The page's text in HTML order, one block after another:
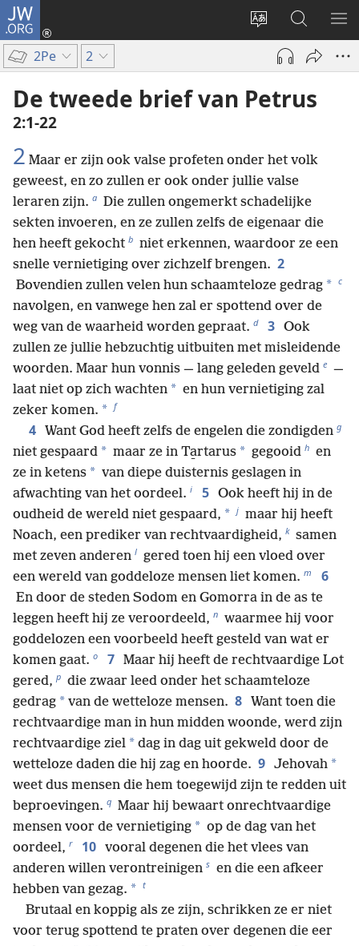
JW.ORG
Taal
site
wijzigen
Inloggen
(opent
venster)
Zoeken
op
JW.ORG
2Pe 2
De tweede brief van Petrus
2:1-22
2 Maar er zijn ook valse profeten onder het volk
geweest, en zo zullen er ook onder jullie valse
leraren zijn. a Die zullen ongemerkt schadelijke
sekten invoeren, en ze zullen zelfs de eigenaar die
hen heeft gekocht b niet erkennen, waardoor ze een
snelle vernietiging over zichzelf brengen. 2
Bovendien zullen velen hun schaamteloze gedrag * c
navolgen, en vanwege hen zal er spottend over de
weg van de waarheid worden gepraat. d 3 Ook
zullen ze jullie hebzuchtig uitbuiten met misleidende
woorden. Maar hun vonnis — lang geleden geveld e —
laat niet op zich wachten * en hun vernietiging zal
zeker komen. * f
4 Want God heeft zelfs de engelen die zondigden g
niet gespaard * maar ze in Ta̱rtarus * gegooid h en
ze in ketens * van diepe duisternis geslagen in
afwachting van het oordeel. i 5 Ook heeft hij in de
oudheid de wereld niet gespaard, * j maar hij heeft
Noach, een prediker van rechtvaardigheid, k samen
met zeven anderen l gered toen hij een vloed over
een wereld van goddeloze mensen liet komen. m 6
En door de steden Sodom en Gomorra in de as te
leggen heeft hij ze veroordeeld, n waarmee hij voor
goddelozen een voorbeeld heeft gesteld van wat er
komen gaat. o 7 Maar hij heeft de rechtvaardige Lot
gered, p die zwaar leed onder het schaamteloze
gedrag * van de wetteloze mensen. 8 Want toen die
rechtvaardige man in hun midden woonde, werd zijn
rechtvaardige ziel * dag in dag uit gekweld door de
wetteloze daden die hij zag en hoorde. 9 Jehovah *
weet dus mensen die hem toegewijd zijn te redden uit
beproevingen. q Maar hij bewaart onrechtvaardige
mensen voor de vernietiging * op de dag van het
oordeel, r 10 vooral degenen die het vlees van
anderen willen verontreinigen s en die een afkeer
hebben van gezag. * t
Brutaal en koppig als ze zijn, schrikken ze er niet
voor terug spottend te praten over degenen die eer